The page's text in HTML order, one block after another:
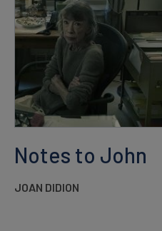
Notes to John
JOAN DIDION